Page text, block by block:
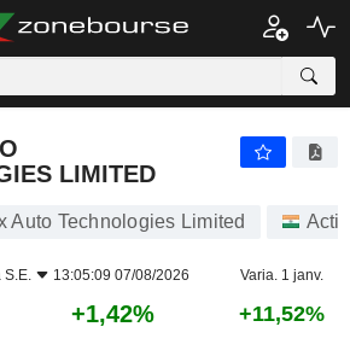
LIMITED
Auto Technologies Limited
S.E. 13:05:09 07/08/2026 Varia. 1 janv.
+1,42% +11,52%